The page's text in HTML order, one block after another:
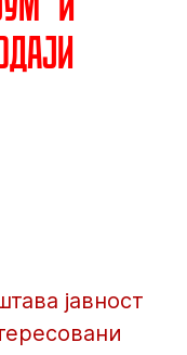
јавност